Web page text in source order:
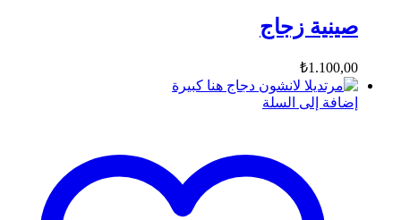
صينية زجاج
₺1.100,00
إضافة إلى السلة